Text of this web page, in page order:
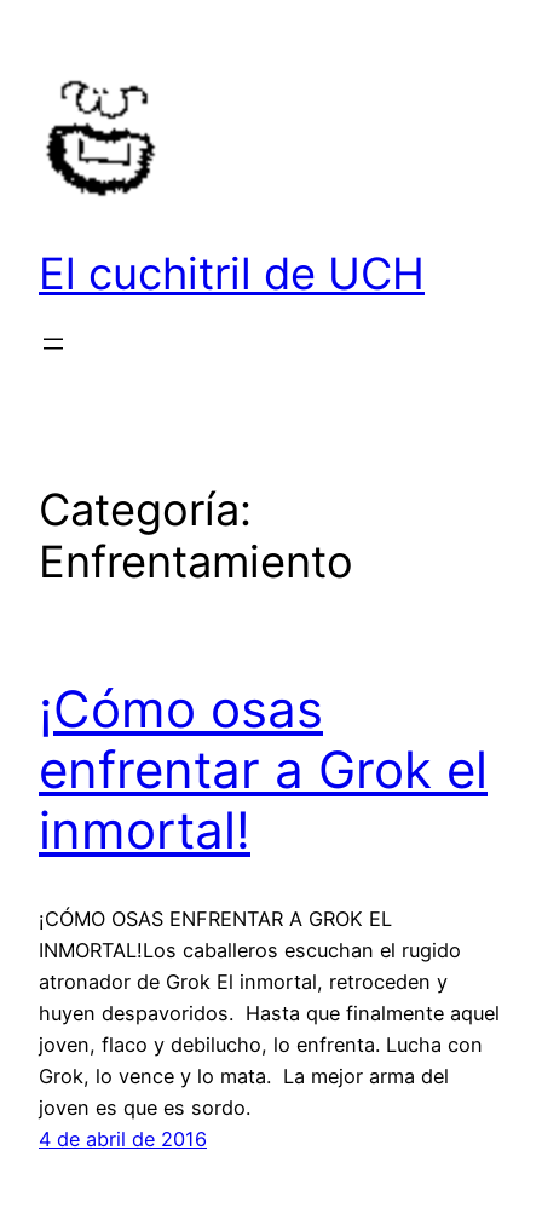
contenido
El cuchitril de UCH
Categoría:
Enfrentamiento
¡Cómo osas
enfrentar a Grok el
inmortal!
¡CÓMO OSAS ENFRENTAR A GROK EL
INMORTAL!Los caballeros escuchan el rugido
atronador de Grok El inmortal, retroceden y
huyen despavoridos. Hasta que finalmente aquel
joven, flaco y debilucho, lo enfrenta. Lucha con
Grok, lo vence y lo mata. La mejor arma del
joven es que es sordo.
4 de abril de 2016